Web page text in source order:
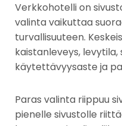
Verkkohotelli on
valinta vaikuttaa
turvallisuuteen.
kaistanleveys, levytila,
käytettävyysaste ja
Paras valinta riippuu
pienelle sivustolle